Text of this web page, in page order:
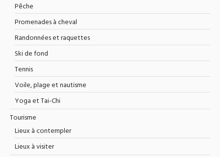
Pêche
Promenades à cheval
Randonnées et raquettes
Ski de fond
Tennis
Voile, plage et nautisme
Yoga et Tai-Chi
Tourisme
Lieux à contempler
Lieux à visiter